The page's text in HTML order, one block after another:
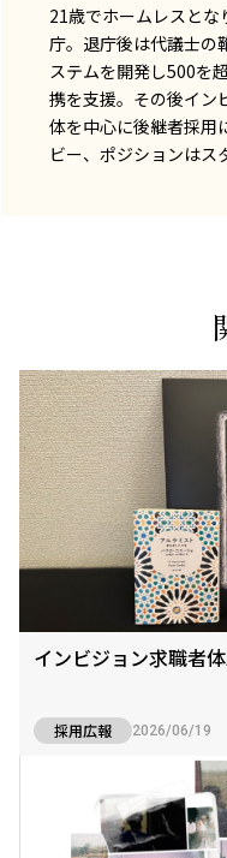
21歳でホームレスと
庁。退庁後は代議士の
ステムを開発し500を
携を支援。その後イン
体を中心に後継者採用
ビー、ポジションはス
インビジョン求職者
採用広報 2026/06/19